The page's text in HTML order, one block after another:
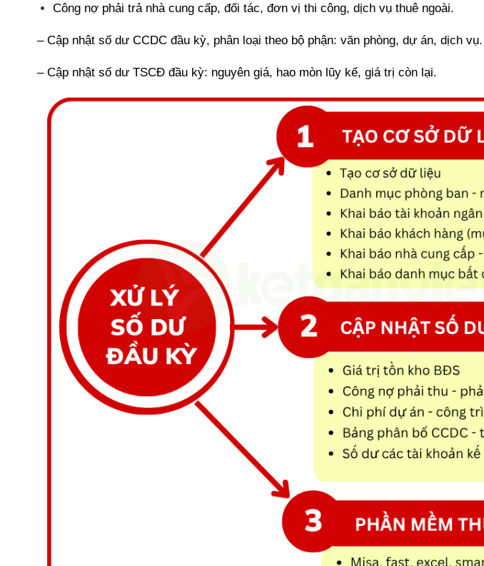
Công nợ phải trả nhà cung cấp, đối tác, đơn vị thi công, dịch vụ thuê ngoài.
– Cập nhật số dư CCDC đầu kỳ, phân loại theo bộ phận: văn phòng, dự án, dịch vụ.
– Cập nhật số dư TSCĐ đầu kỳ: nguyên giá, hao mòn lũy kế, giá trị còn lại.